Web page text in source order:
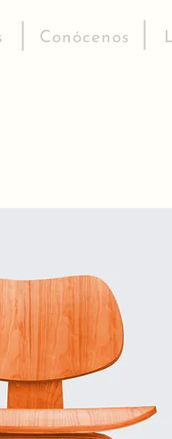
Conócenos